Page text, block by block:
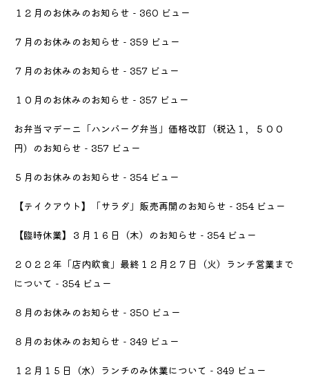
１２月のお休みのお知らせ - 360 ビュー
７月のお休みのお知らせ - 359 ビュー
７月のお休みのお知らせ - 357 ビュー
１０月のお休みのお知らせ - 357 ビュー
お弁当マデーニ「ハンバーグ弁当」価格改訂（税込１，５００
円）のお知らせ - 357 ビュー
５月のお休みのお知らせ - 354 ビュー
【テイクアウト】「サラダ」販売再開のお知らせ - 354 ビュー
【臨時休業】３月１６日（木）のお知らせ - 354 ビュー
２０２２年「店内飲食」最終１２月２７日（火）ランチ営業まで
について - 354 ビュー
８月のお休みのお知らせ - 350 ビュー
８月のお休みのお知らせ - 349 ビュー
１２月１５日（水）ランチのみ休業について - 349 ビュー